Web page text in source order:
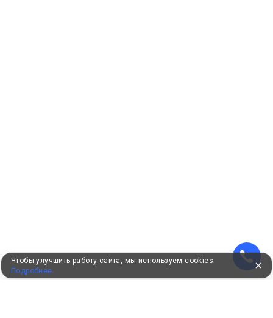
Чтобы улучшить работу сайта, мы используем cookies.
Подробнее